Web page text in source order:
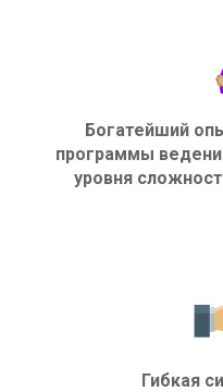
Богатейший
программы
уровня
Гибкая